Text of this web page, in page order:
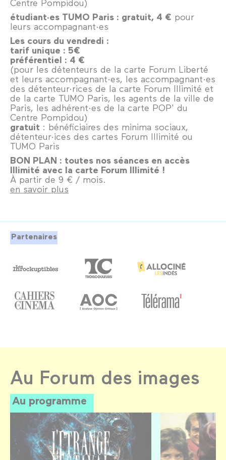
Centre Pompidou)
étudiant·es TUMO Paris : gratuit, 4 € pour
leurs accompagnant·es
Les cours du vendredi :
tarif unique : 5€
préférentiel : 4 €
(pour les détenteurs de la carte Forum Liberté
et leurs accompagnant·es, les accompagnant·es
des détenteur·rices de la carte Forum Illimité et
de la carte TUMO Paris, les agents de la ville de
Paris, les adhérent·es de la carte POP' du
Centre Pompidou)
gratuit : bénéficiaires des minima sociaux,
détenteur·ices des cartes Forum Illimité ou
TUMO Paris
BON PLAN : toutes nos séances en accès
Illimité avec la carte Forum Illimité !
À partir de 9 € / mois.
en savoir plus
Partenaires
Au Forum des images
Au programme